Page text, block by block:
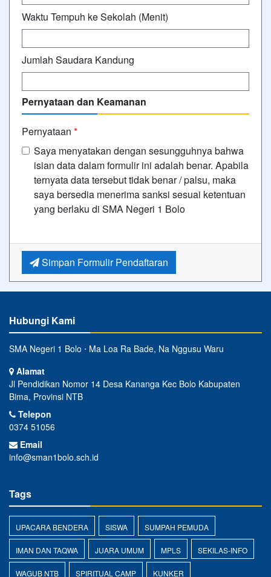
Waktu Tempuh ke Sekolah (Menit)
Jumlah Saudara Kandung
Pernyataan dan Keamanan
Pernyataan *
Saya menyatakan dengan sesungguhnya bahwa
isian data dalam formulir ini adalah benar. Apabila
ternyata data tersebut tidak benar / palsu, maka
saya bersedia menerima sanksi sesuai ketentuan
yang berlaku di SMA Negeri 1 Bolo
Simpan Formulir Pendaftaran
Hubungi Kami
SMA Negeri 1 Bolo ⋅ Ma Loa Ra Bade, Na Nggusu Waru
Alamat
Jl Pendidikan Nomor 14 Desa Kananga Kec Bolo Kabupaten
Bima, Provinsi NTB
Telepon
0374 51056
Email
info@sman1bolo.sch.id
Tags
UPACARA BENDERA SISWA SUMPAH PEMUDA
IMAN DAN TAQWA JUARA UMUM MPLS SEKILAS-INFO
WAGUB NTB SPIRITUAL CAMP KUNKER